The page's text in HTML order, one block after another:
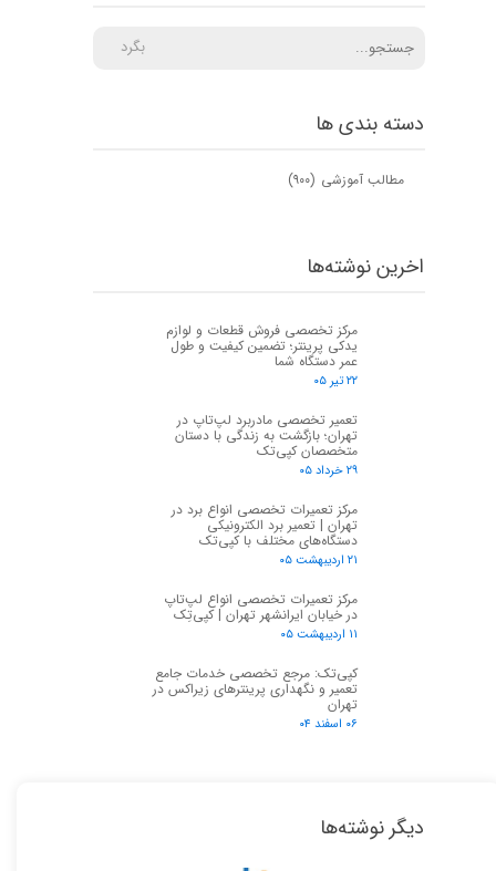
دسته بندی ها
مطالب آموزشی (۹۰۰)
بگرد
اخرین نوشته‌ها
مرکز تخصصی فروش قطعات و لوازم
یدکی پرینتر؛ تضمین کیفیت و طول
عمر دستگاه شما
۲۲ تیر ۰۵
تعمیر تخصصی مادربرد لپ‌تاپ در
تهران؛ بازگشت به زندگی با دستان
متخصصان کپی‌تک
۲۹ خرداد ۰۵
مرکز تعمیرات تخصصی انواع برد در
تهران | تعمیر برد الکترونیکی
دستگاه‌های مختلف با کپی‌تک
۲۱ اردیبهشت ۰۵
مرکز تعمیرات تخصصی انواع لپ‌تاپ
در خیابان ایرانشهر تهران | کپی‌تِک
۱۱ اردیبهشت ۰۵
کپی‌تک: مرجع تخصصی خدمات جامع
تعمیر و نگهداری پرینترهای زیراکس در
تهران
۰۶ اسفند ۰۴
دیگر نوشته‌ها